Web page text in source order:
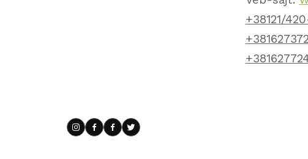
+38121/